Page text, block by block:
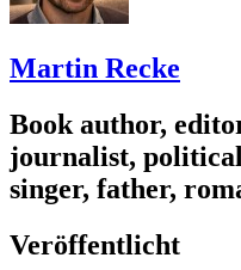
Martin Recke
Book author,
journalist,
singer, father,
Veröffentlicht